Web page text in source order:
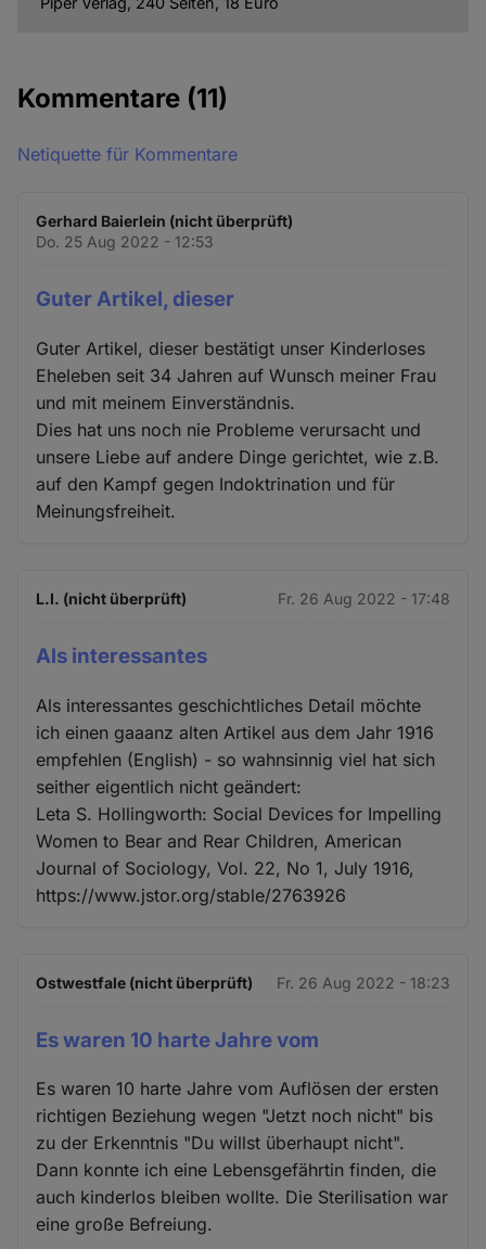
Kommentare (11)
Netiquette für Kommentare
Gerhard Baierlein (nicht überprüft)
Do. 25 Aug 2022 - 12:53
Guter Artikel, dieser
Guter Artikel, dieser bestätigt unser Kinderloses
Eheleben seit 34 Jahren auf Wunsch meiner Frau
und mit meinem Einverständnis.
Dies hat uns noch nie Probleme verursacht und
unsere Liebe auf andere Dinge gerichtet, wie z.B.
auf den Kampf gegen Indoktrination und für
Meinungsfreiheit.
L.I. (nicht überprüft) Fr. 26 Aug 2022 - 17:48
Als interessantes
Als interessantes geschichtliches Detail möchte
ich einen gaaanz alten Artikel aus dem Jahr 1916
empfehlen (English) - so wahnsinnig viel hat sich
seither eigentlich nicht geändert:
Leta S. Hollingworth: Social Devices for Impelling
Women to Bear and Rear Children, American
Journal of Sociology, Vol. 22, No 1, July 1916,
https://www.jstor.org/stable/2763926
Ostwestfale (nicht überprüft) Fr. 26 Aug 2022 - 18:23
Es waren 10 harte Jahre vom
Es waren 10 harte Jahre vom Auflösen der ersten
richtigen Beziehung wegen "Jetzt noch nicht" bis
zu der Erkenntnis "Du willst überhaupt nicht".
Dann konnte ich eine Lebensgefährtin finden, die
auch kinderlos bleiben wollte. Die Sterilisation war
eine große Befreiung.
Cookies